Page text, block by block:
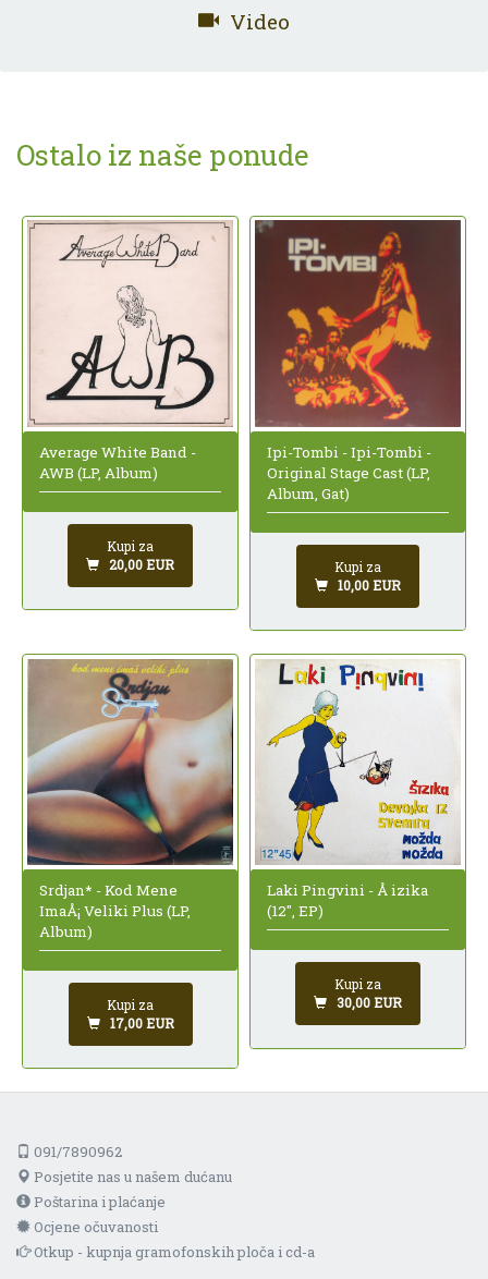
Video
Ostalo iz naše ponude
Average White Band -
AWB (LP, Album)
Kupi za
20,00 EUR
Ipi-Tombi - Ipi-Tombi -
Original Stage Cast (LP,
Album, Gat)
Kupi za
10,00 EUR
Srdjan* - Kod Mene
ImaÅ¡ Veliki Plus (LP,
Album)
Kupi za
17,00 EUR
Laki Pingvini - Å izika
(12", EP)
Kupi za
30,00 EUR
091/7890962
Posjetite nas u našem dućanu
Poštarina i plaćanje
Ocjene očuvanosti
Otkup - kupnja gramofonskih ploča i cd-a